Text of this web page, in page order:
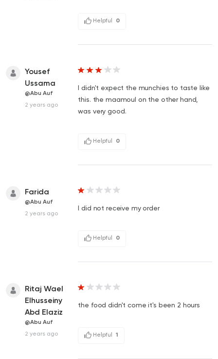
Helpful 0
Yousef
Ussama
@Abu Auf
2 years ago
I didn't expect the munchies to taste like
this. the maamoul on the other hand,
was very good.
Helpful 0
Farida
@Abu Auf
2 years ago
I did not receive my order
Helpful 0
Ritaj Wael
Elhusseiny
Abd Elaziz
@Abu Auf
2 years ago
the food didn't come it's been 2 hours
Helpful 1